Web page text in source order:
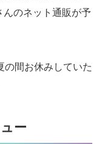
んのネット通販が予
の間お休みしていた
ー